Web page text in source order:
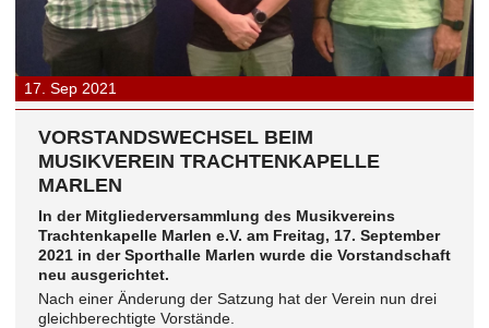
17. Sep 2021
VORSTANDSWECHSEL BEIM
MUSIKVEREIN TRACHTENKAPELLE
MARLEN
In der Mitgliederversammlung des Musikvereins
Trachtenkapelle Marlen e.V. am Freitag, 17. September
2021 in der Sporthalle Marlen wurde die Vorstandschaft
neu ausgerichtet.
Nach einer Änderung der Satzung hat der Verein nun drei
gleichberechtigte Vorstände.